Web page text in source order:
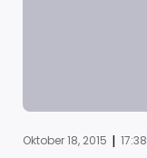
Oktober 18, 2015 | 17:38